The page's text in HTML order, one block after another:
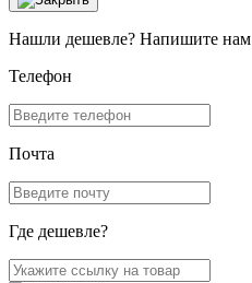
Нашли дешевле? Напишите нам
Телефон
Почта
Где дешевле?